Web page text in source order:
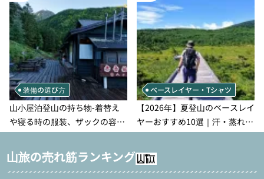
装備の選び方
山小屋泊登山の持ち物‐着替え
や寝る時の服装、ザックの容量
などを徹底紹介！1泊2日、2泊3
日用のリスト付き
ベースレイヤー・Tシャツ
【2026年】夏登山のベースレイ
ヤーおすすめ10選｜汗・蒸れ・
汗冷え対策に効く選び方
山旅の売れ筋ランキング